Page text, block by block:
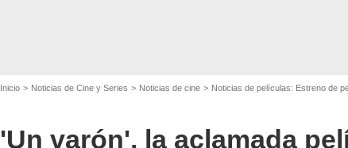
Inicio Noticias de Cine y Series Noticias de cine Noticias de películas: Estreno de
'Un varón', la aclamada